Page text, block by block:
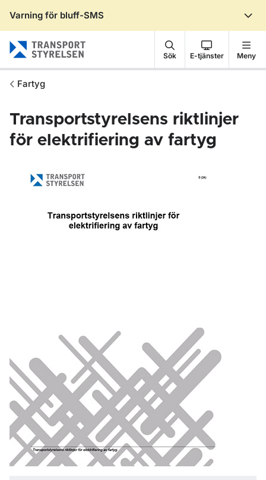
Varning för bluff-SMS
Sök E-tjänster Meny
Fartyg
Transportstyrelsens riktlinjer
för elektrifiering av fartyg